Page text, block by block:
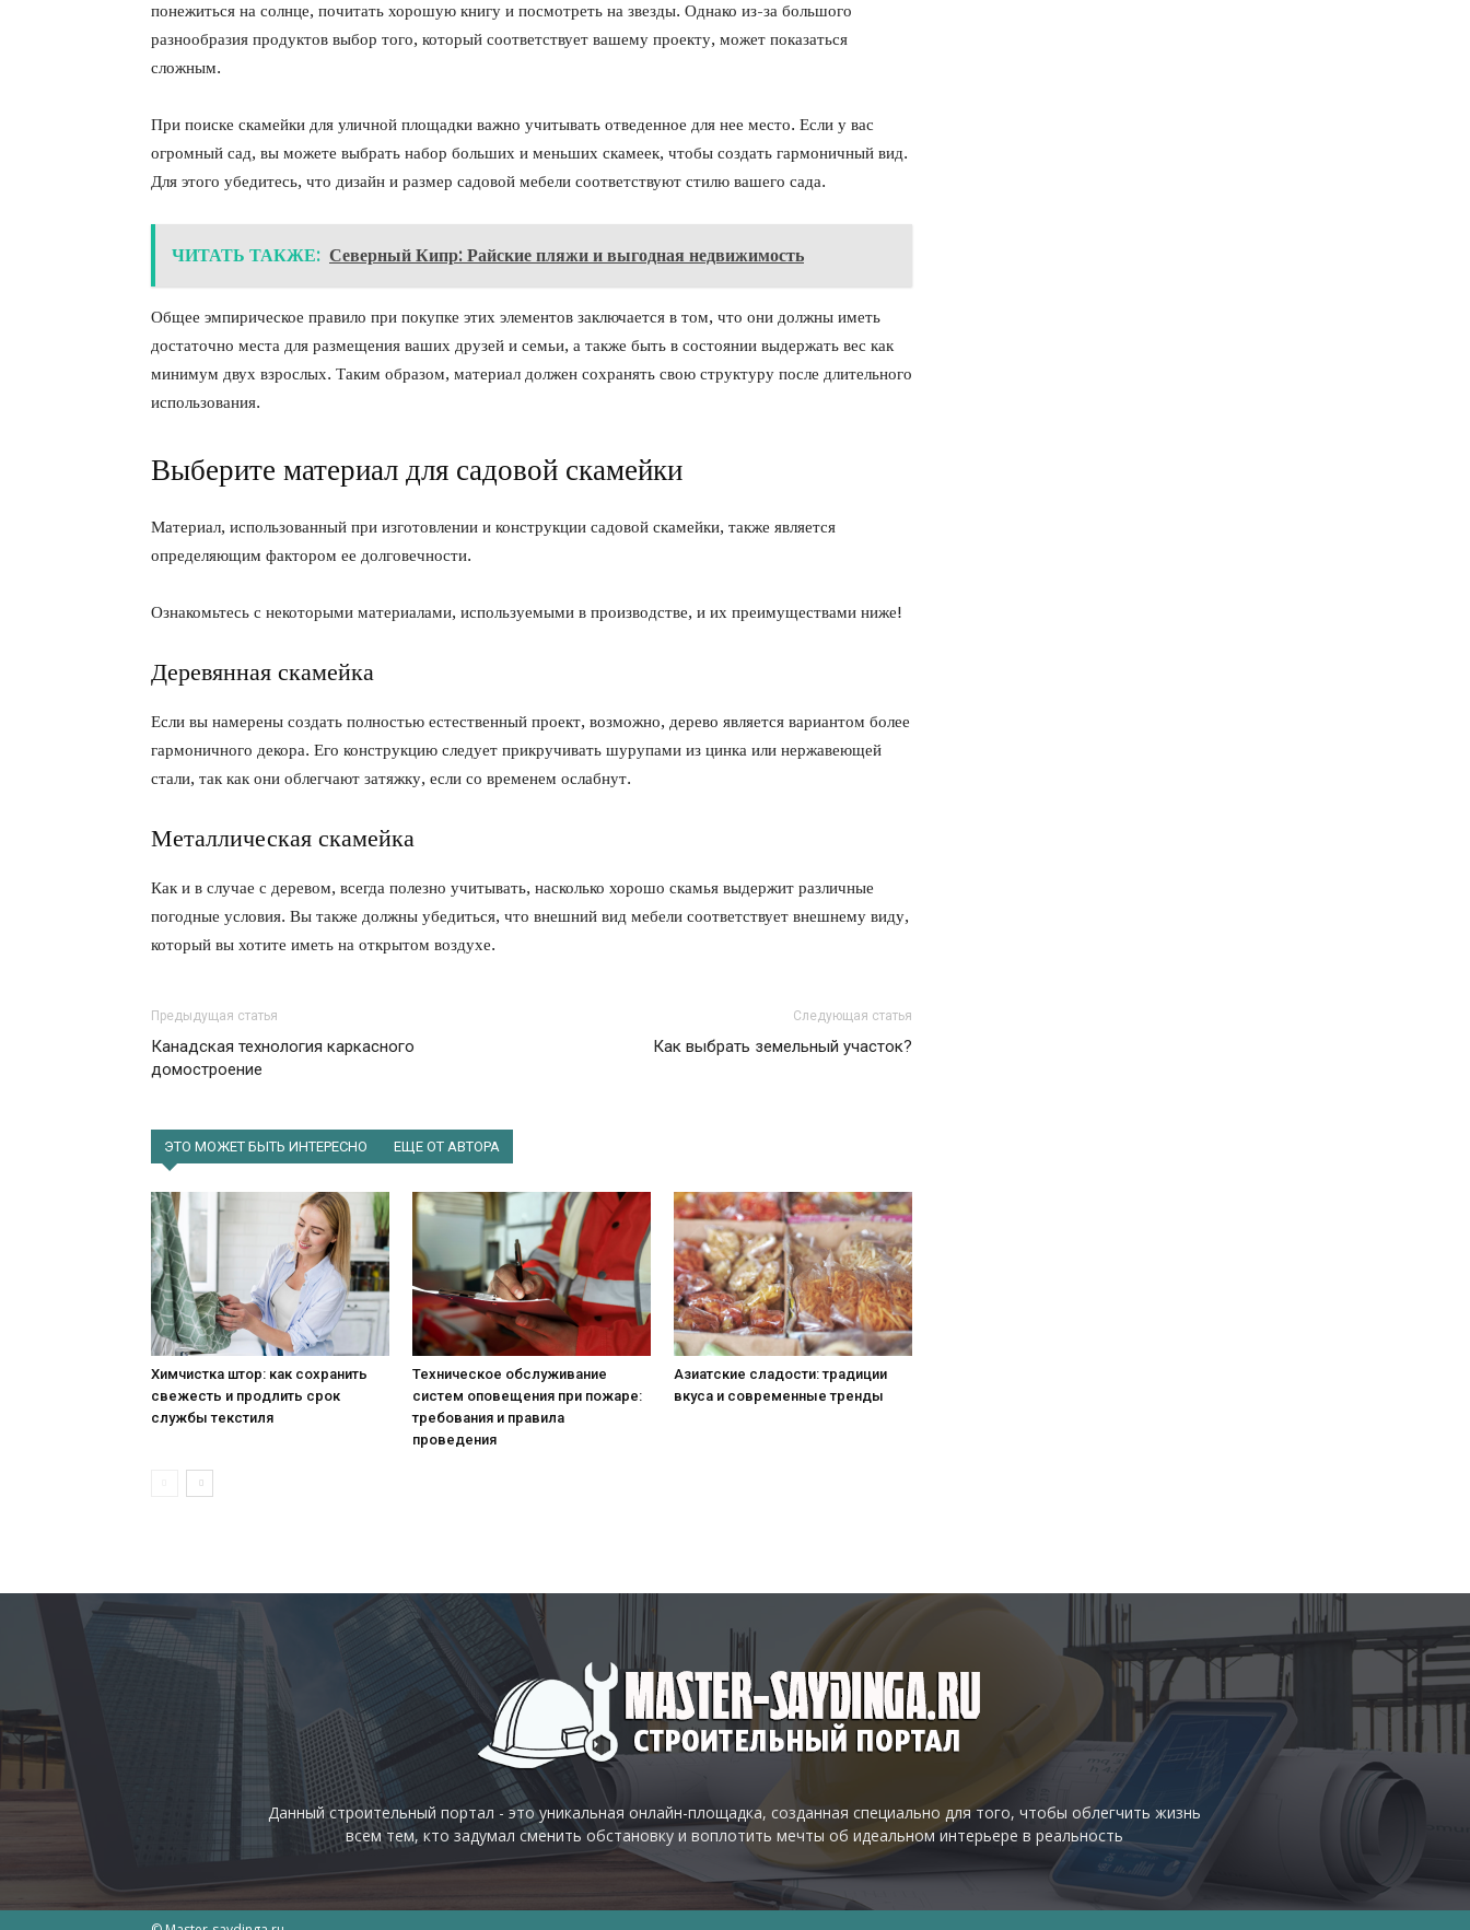
понежиться на солнце, почитать хорошую книгу и посмотреть на звезды. Однако из-за большого
разнообразия продуктов выбор того, который соответствует вашему проекту, может показаться
сложным.
При поиске скамейки для уличной площадки важно учитывать отведенное для нее место. Если у вас
огромный сад, вы можете выбрать набор больших и меньших скамеек, чтобы создать гармоничный вид.
Для этого убедитесь, что дизайн и размер садовой мебели соответствуют стилю вашего сада.
ЧИТАТЬ ТАКЖЕ: Северный Кипр: Райские пляжи и выгодная недвижимость
Общее эмпирическое правило при покупке этих элементов заключается в том, что они должны иметь
достаточно места для размещения ваших друзей и семьи, а также быть в состоянии выдержать вес как
минимум двух взрослых. Таким образом, материал должен сохранять свою структуру после длительного
использования.
Выберите материал для садовой скамейки
Материал, использованный при изготовлении и конструкции садовой скамейки, также является
определяющим фактором ее долговечности.
Ознакомьтесь с некоторыми материалами, используемыми в производстве, и их преимуществами ниже!
Деревянная скамейка
Если вы намерены создать полностью естественный проект, возможно, дерево является вариантом более
гармоничного декора. Его конструкцию следует прикручивать шурупами из цинка или нержавеющей
стали, так как они облегчают затяжку, если со временем ослабнут.
Металлическая скамейка
Как и в случае с деревом, всегда полезно учитывать, насколько хорошо скамья выдержит различные
погодные условия. Вы также должны убедиться, что внешний вид мебели соответствует внешнему виду,
который вы хотите иметь на открытом воздухе.
Предыдущая статья
Канадская технология каркасного
домостроение
Следующая статья
Как выбрать земельный участок?
ЭТО МОЖЕТ БЫТЬ ИНТЕРЕСНО ЕЩЕ ОТ АВТОРА
Химчистка штор: как сохранить
свежесть и продлить срок
службы текстиля
Техническое обслуживание
систем оповещения при пожаре:
требования и правила
проведения
Азиатские сладости: традиции
вкуса и современные тренды
Данный строительный портал - это уникальная онлайн-площадка, созданная специально для того, чтобы облегчить жизнь
всем тем, кто задумал сменить обстановку и воплотить мечты об идеальном интерьере в реальность